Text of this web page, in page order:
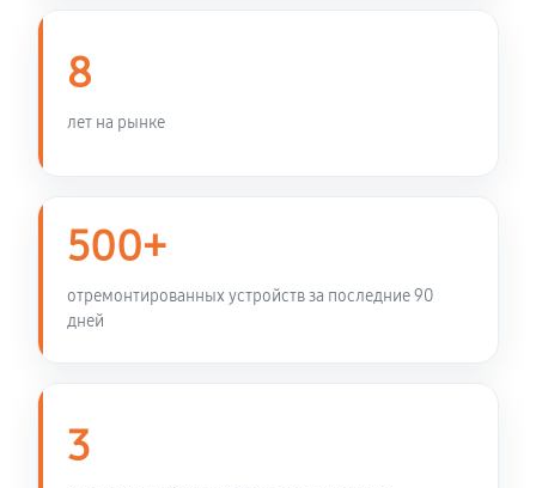
Пайка микросхем роутера Xiaomi Alot Router
AX6000
720 руб
8
лет на рынке
500+
отремонтированных устройств за последние 90
дней
3